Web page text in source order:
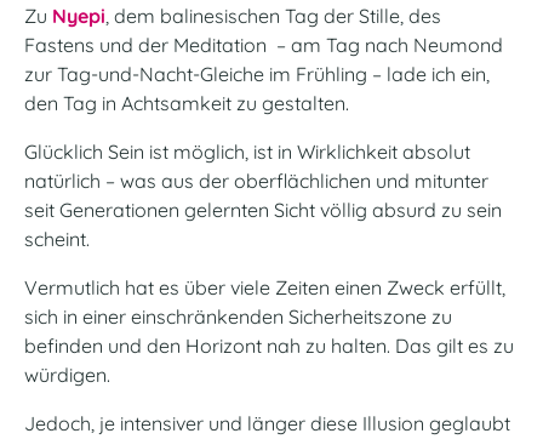
Zu Nyepi, dem balinesischen Tag der Stille, des
Fastens und der Meditation – am Tag nach Neumond
zur Tag-und-Nacht-Gleiche im Frühling – lade ich ein,
den Tag in Achtsamkeit zu gestalten.
Glücklich Sein ist möglich, ist in Wirklichkeit absolut
natürlich – was aus der oberflächlichen und mitunter
seit Generationen gelernten Sicht völlig absurd zu sein
scheint.
Vermutlich hat es über viele Zeiten einen Zweck erfüllt,
sich in einer einschränkenden Sicherheitszone zu
befinden und den Horizont nah zu halten. Das gilt es zu
würdigen.
Jedoch, je intensiver und länger diese Illusion geglaubt